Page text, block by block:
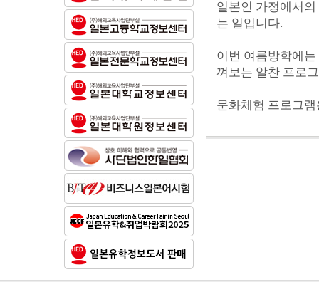
일본인 가정에서
는 일입니다.
이번 여름방학에
껴보는 알찬 프로
문화체험 프로그